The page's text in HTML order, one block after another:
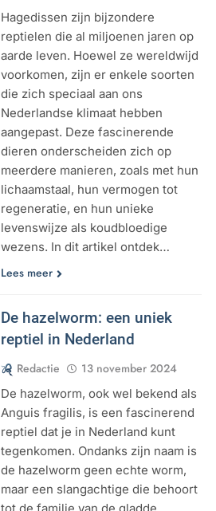
Hagedissen zijn bijzondere
reptielen die al miljoenen jaren op
aarde leven. Hoewel ze wereldwijd
voorkomen, zijn er enkele soorten
die zich speciaal aan ons
Nederlandse klimaat hebben
aangepast. Deze fascinerende
dieren onderscheiden zich op
meerdere manieren, zoals met hun
lichaamstaal, hun vermogen tot
regeneratie, en hun unieke
levenswijze als koudbloedige
wezens. In dit artikel ontdek…
Lees meer
De hazelworm: een uniek
reptiel in Nederland
Redactie 13 november 2024
De hazelworm, ook wel bekend als
Anguis fragilis, is een fascinerend
reptiel dat je in Nederland kunt
tegenkomen. Ondanks zijn naam is
de hazelworm geen echte worm,
maar een slangachtige die behoort